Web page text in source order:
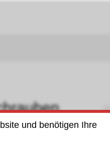
(ISO)
und benötigen Ihre